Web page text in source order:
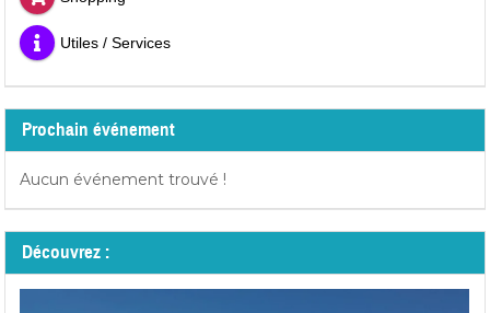
Utiles / Services
Prochain événement
Aucun événement trouvé !
Découvrez :